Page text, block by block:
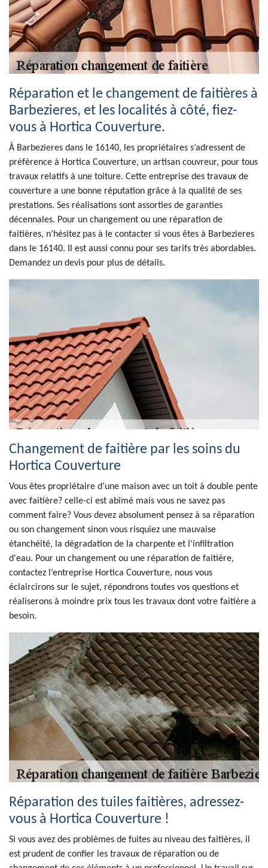
Réparation et le changement de faitières à
Barbezieres, et les localités à côté, fiez-
vous à Hortica Couverture.
À Barbezieres dans le 16140, les propriétaires s’adressent de
préférence à Hortica Couverture, un artisan couvreur, pour tous
travaux relatifs à une toiture. Cette entreprise des travaux de
couverture a une bonne réputation grâce à la qualité de ses
prestations. Ses réalisations sont assorties de garanties
décennales. Pour un changement ou une réparation de
faitières, n’hésitez pas à le contacter si vous êtes à Barbezieres
dans le 16140. Il est aussi connu pour ses tarifs très abordables.
Demandez un devis pour plus de détails.
Changement de faitière par les soins du
Hortica Couverture
Vous êtes propriétaire d’une maison avec un toit à double pente
avec faitière? celle-ci est abîmé mais vous ne savez pas
comment faire? Vous devez absolument pensez à sa réparation
ou son changement sinon vous risquiez une mauvaise
étanchéité, la dégradation de la charpente et l'infiltration
d'eau. Pour un changement ou une réparation de faitière,
contactez l’entreprise Hortica Couverture, nous vous
éclaircirons sur le sujet, répondrons toutes vos questions et
réaliserons à moindre prix tous les travaux dont votre faitière a
besoin.
Réparation des tuiles faitières, adressez-
vous à Hortica Couverture !
Si vous avez des problèmes de fuites au niveau des faitières, il
est prudent de confier les travaux de réparation ou de